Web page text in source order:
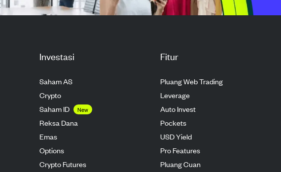
Investasi
Saham AS
Crypto
Saham ID
New
Reksa Dana
Emas
Options
Crypto Futures
Fitur
Pluang Web Trading
Leverage
Auto Invest
Pockets
USD Yield
Pro Features
Pluang Cuan